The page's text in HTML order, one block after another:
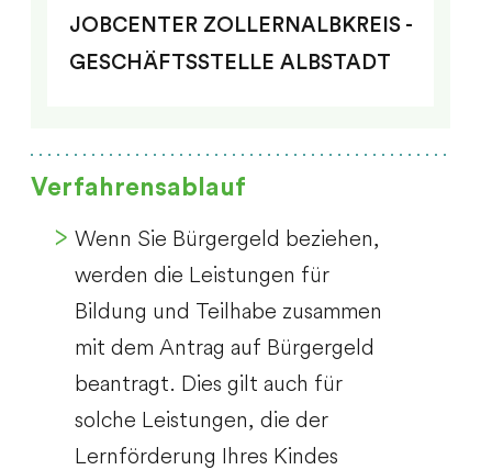
JOBCENTER ZOLLERNALBKREIS -
GESCHÄFTSSTELLE ALBSTADT
Verfahrensablauf
Wenn Sie Bürgergeld beziehen,
werden die Leistungen für
Bildung und Teilhabe zusammen
mit dem Antrag auf Bürgergeld
beantragt. Dies gilt auch für
solche Leistungen, die der
Lernförderung Ihres Kindes